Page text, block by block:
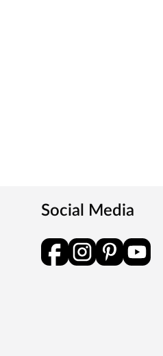
Social Media